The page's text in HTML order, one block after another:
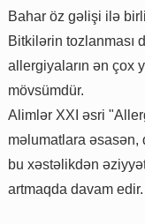
Bahar öz gəlişi ilə
Bitkilərin tozlanması
allergiyaların ən çox
mövsümdür.
Alimlər XXI əsri
məlumatlara əsasən,
bu xəstəlikdən
artmaqda davam edir.